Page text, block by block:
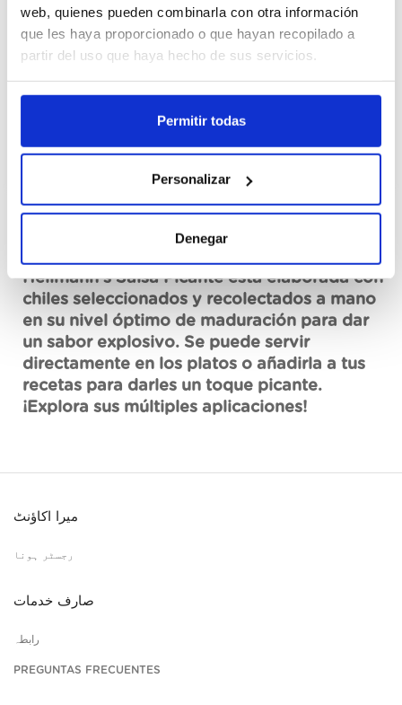
web, quienes pueden combinarla con otra información
que les haya proporcionado o que hayan recopilado a
partir del uso que haya hecho de sus servicios.
Permitir todas
Personalizar
Denegar
رجسٹر ہونا
عدم دستیاب، ابھی فرمائش کریں
ڈیٹا شیٹ دیکھیں
Hellmann’s Salsa Picante está elaborada con
chiles seleccionados y recolectados a mano
en su nivel óptimo de maduración para dar
un sabor explosivo. Se puede servir
directamente en los platos o añadirla a tus
recetas para darles un toque picante.
¡Explora sus múltiples aplicaciones!
میرا اکاؤنٹ
رجسٹر ہونا
صارف خدمات
رابطہ
PREGUNTAS FRECUENTES